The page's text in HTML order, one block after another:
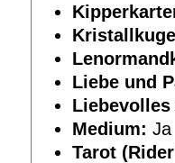
Liebe und
Medium: Ja
Tarot